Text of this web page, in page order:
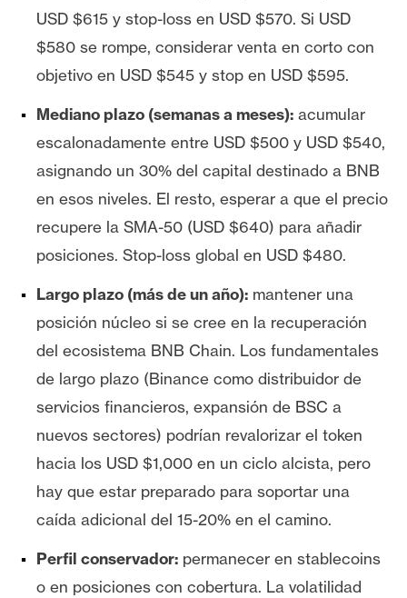
USD $615 y stop-loss en USD $570. Si USD
$580 se rompe, considerar venta en corto con
objetivo en USD $545 y stop en USD $595.
Mediano plazo (semanas a meses): acumular
escalonadamente entre USD $500 y USD $540,
asignando un 30% del capital destinado a BNB
en esos niveles. El resto, esperar a que el precio
recupere la SMA-50 (USD $640) para añadir
posiciones. Stop-loss global en USD $480.
Largo plazo (más de un año): mantener una
posición núcleo si se cree en la recuperación
del ecosistema BNB Chain. Los fundamentales
de largo plazo (Binance como distribuidor de
servicios financieros, expansión de BSC a
nuevos sectores) podrían revalorizar el token
hacia los USD $1,000 en un ciclo alcista, pero
hay que estar preparado para soportar una
caída adicional del 15-20% en el camino.
Perfil conservador: permanecer en stablecoins
o en posiciones con cobertura. La volatilidad